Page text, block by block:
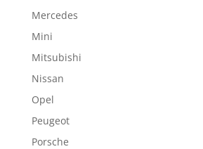
Mercedes
Mini
Mitsubishi
Nissan
Opel
Peugeot
Porsche